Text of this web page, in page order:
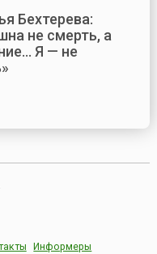
Бехтерева:
не смерть, а
Я — не
Информеры